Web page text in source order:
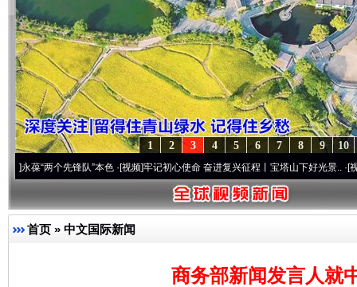
10
9
8
7
6
5
4
3
2
1
个先锋队”本色·[视频]牢记初心使命 奋进复兴征程丨宝塔山下好光景..·[视频]因党
首页 » 中文国际新闻
商务部新闻发言人就